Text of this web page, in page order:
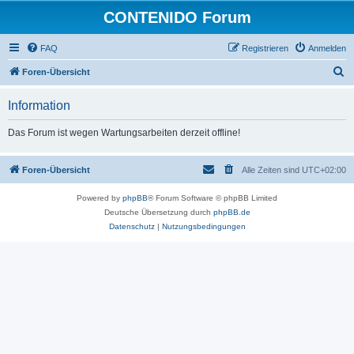
CONTENIDO Forum
FAQ Anmelden
Registrieren
Foren-Übersicht
Information
Das Forum ist wegen Wartungsarbeiten derzeit offline!
Foren-Übersicht Alle Zeiten sind UTC+02:00
Powered by phpBB® Forum Software © phpBB Limited
Deutsche Übersetzung durch phpBB.de
Datenschutz| Nutzungsbedingungen